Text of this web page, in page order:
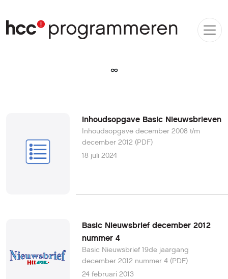
∞
Inhoudsopgave Basic Nieuwsbrieven
Inhoudsopgave december 2008 t/m
december 2012 (PDF)
18 juli 2024
Basic Nieuwsbrief december 2012
nummer 4
Basic Nieuwsbrief 19de jaargang
24 februari 2013